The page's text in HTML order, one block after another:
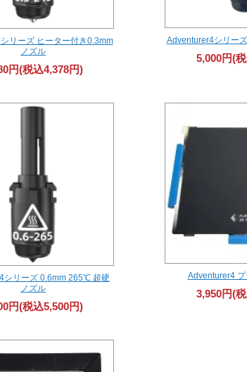
リーズ ヒーター付き0.3mm
ノズル
円(税込4,378円)
Adventurer4シリー
5,000円(
シリーズ 0.6mm 265℃ 超硬
ノズル
円(税込5,500円)
Adventurer4
3,950円(